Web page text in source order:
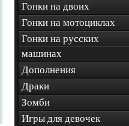
Гонки на двоих
Гонки на мотоциклах
Гонки на русских
машинах
Дополнения
Драки
Зомби
Игры для девочек